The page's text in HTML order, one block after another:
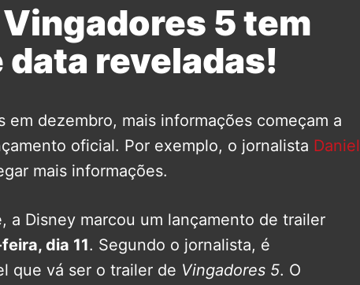
5 tem
data reveladas!
em dezembro, mais informações começam a
oficial. Por exemplo, o jornalista Daniel
mais informações.
a Disney marcou um lançamento de trailer
dia 11. Segundo o jornalista, é
que vá ser o trailer de Vingadores 5. O